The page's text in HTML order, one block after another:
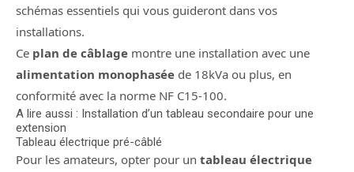
schémas essentiels qui vous guideront dans vos
installations.
Ce plan de câblage montre une installation avec une
alimentation monophasée de 18kVa ou plus, en
conformité avec la norme NF C15-100.
A lire aussi : Installation d’un tableau secondaire pour une
extension
Tableau électrique pré-câblé
Pour les amateurs, opter pour un tableau électrique